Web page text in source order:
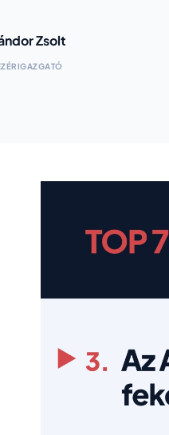
Zsolt